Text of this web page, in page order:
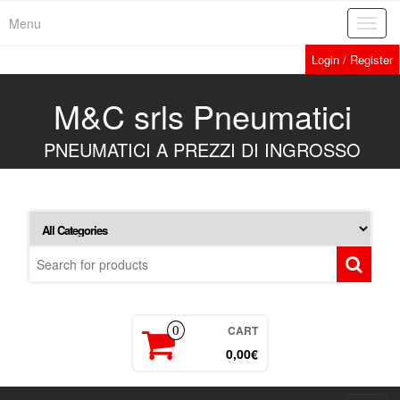
Menu
Login / Register
M&C srls Pneumatici
PNEUMATICI A PREZZI DI INGROSSO
0 CART
0,00€